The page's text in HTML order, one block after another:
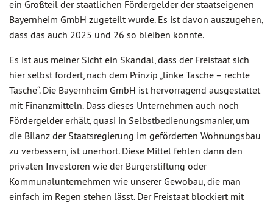
ein Großteil der staatlichen Fördergelder der staatseigenen
Bayernheim GmbH zugeteilt wurde. Es ist davon auszugehen,
dass das auch 2025 und 26 so bleiben könnte.
Es ist aus meiner Sicht ein Skandal, dass der Freistaat sich
hier selbst fördert, nach dem Prinzip „linke Tasche – rechte
Tasche“. Die Bayernheim GmbH ist hervorragend ausgestattet
mit Finanzmitteln. Dass dieses Unternehmen auch noch
Fördergelder erhält, quasi in Selbstbedienungsmanier, um
die Bilanz der Staatsregierung im geförderten Wohnungsbau
zu verbessern, ist unerhört. Diese Mittel fehlen dann den
privaten Investoren wie der Bürgerstiftung oder
Kommunalunternehmen wie unserer Gewobau, die man
einfach im Regen stehen lässt. Der Freistaat blockiert mit